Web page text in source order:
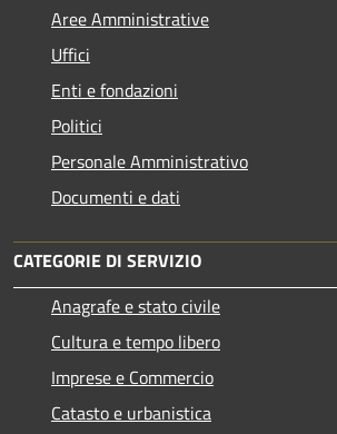
Aree Amministrative
Uffici
Enti e fondazioni
Politici
Personale Amministrativo
Documenti e dati
CATEGORIE DI SERVIZIO
Anagrafe e stato civile
Cultura e tempo libero
Imprese e Commercio
Catasto e urbanistica